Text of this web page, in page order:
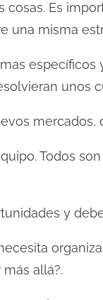
cosas. Es
una misma
unos
mercados,
Todos
y
allá?.